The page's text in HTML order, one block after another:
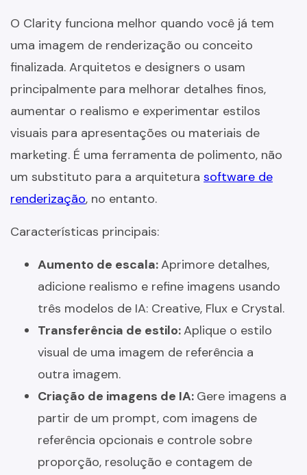
O Clarity funciona melhor quando você já tem
uma imagem de renderização ou conceito
finalizada. Arquitetos e designers o usam
principalmente para melhorar detalhes finos,
aumentar o realismo e experimentar estilos
visuais para apresentações ou materiais de
marketing. É uma ferramenta de polimento, não
um substituto para a arquitetura software de
renderização, no entanto.
Características principais:
Aumento de escala:Aprimore detalhes,
adicione realismo e refine imagens usando
três modelos de IA: Creative, Flux e Crystal.
Transferência de estilo:Aplique o estilo
visual de uma imagem de referência a
outra imagem.
Criação de imagens de IA: Gere imagens a
partir de um prompt, com imagens de
referência opcionais e controle sobre
proporção, resolução e contagem de